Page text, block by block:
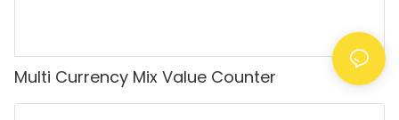
Multi Currency Mix Value Counter